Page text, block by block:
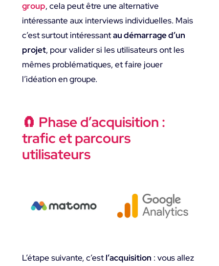
group, cela peut être une alternative
intéressante aux interviews individuelles. Mais
c’est surtout intéressantau démarrage d’un
projet, pour valider si les utilisateurs ont les
mêmes problématiques, et faire jouer
l’idéation en groupe.
🧲 Phase d’acquisition :
trafic et parcours
utilisateurs
L’étape suivante, c’estl’acquisition : vous allez